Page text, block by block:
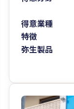
得意業種
特徴
弥生製品